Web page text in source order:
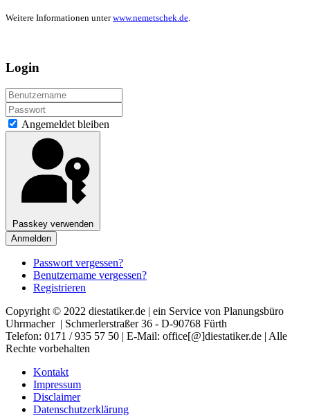
Weitere Informationen unterwww.nemetschek.de
Login
Angemeldet bleiben
Passkey verwenden
Anmelden
Passwort vergessen?
Benutzername vergessen?
Registrieren
Copyright © 2022 diestatiker.de | ein Service von Planungsbüro
Uhrmacher | Schmerlerstraßer 36 - D-90768 Fürth
Telefon: 0171 / 935 57 50 | E-Mail: office[@]diestatiker.de | Alle
Rechte vorbehalten
Kontakt
Impressum
Disclaimer
Datenschutzerklärung